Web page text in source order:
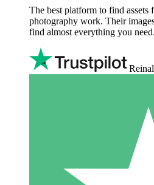
The best platform to find assets
photography work. Their
find almost everything you need.